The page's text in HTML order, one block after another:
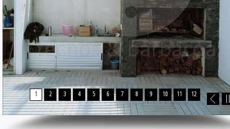
1 2 3 4 5 6 7 8 9 10 11 12